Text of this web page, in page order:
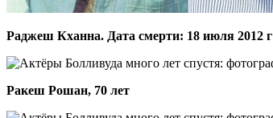
Раджеш Кханна. Дата смерти: 18 июля 2012 г
Ракеш Рошан, 70 лет